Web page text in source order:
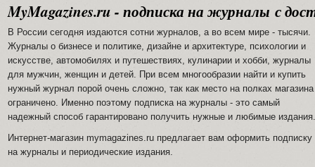
MyMagazines.ru - подписка на журналы с
В России сегодня издаются сотни журналов, а во всем мире - тысячи.
Журналы о бизнесе и политике, дизайне и архитектуре, психологии и
искусстве, автомобилях и путешествиях, кулинарии и хобби, журналы
для мужчин, женщин и детей. При всем многообразии найти и купить
нужный журнал порой очень сложно, так как место на полках магазина
ограничено. Именно поэтому подписка на журналы - это самый
надежный способ гарантировано получить нужные и любимые
Интернет-магазин mymagazines.ru предлагает вам оформить подписку
на журналы и периодические издания.